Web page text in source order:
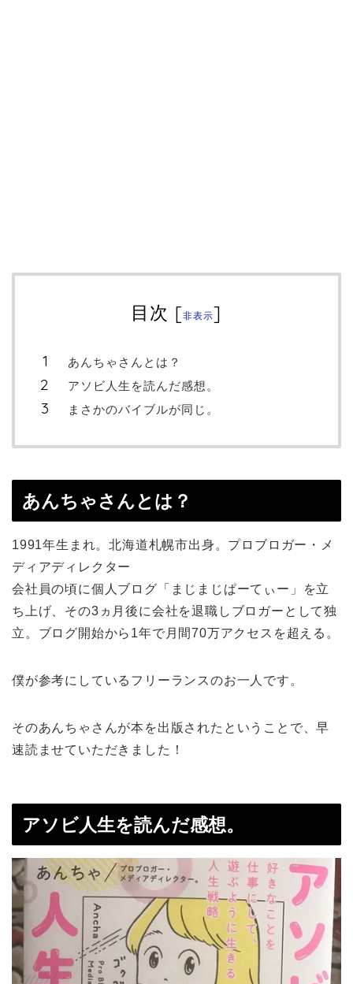
目次 [非表示]
あんちゃさんとは？
アソビ人生を読んだ感想。
まさかのバイブルが同じ。
あんちゃさんとは？
1991年生まれ。北海道札幌市出身。プロブロガー・メ
ディアディレクター
会社員の頃に個人ブログ「まじまじぱーてぃー」を立
ち上げ、その3ヵ月後に会社を退職しブロガーとして独
立。ブログ開始から1年で月間70万アクセスを超える。
僕が参考にしているフリーランスのお一人です。
そのあんちゃさんが本を出版されたということで、早
速読ませていただきました！
アソビ人生を読んだ感想。